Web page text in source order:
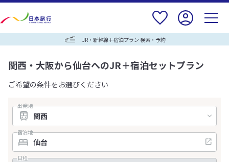
JR・新幹線＋宿泊プラン 検索・予約
関西・大阪から仙台へのJR＋宿泊セットプラン
ご希望の条件をお選びください
出発地
宿泊地
日程